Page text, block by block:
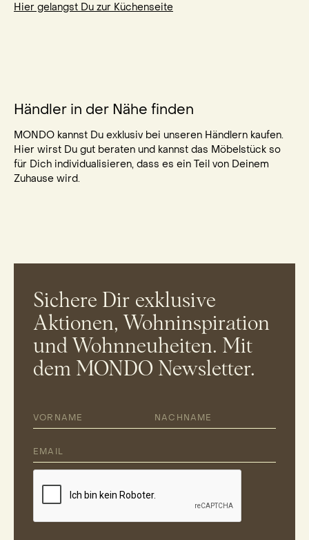
Hier gelangst Du zur Küchenseite
Händler in der Nähe finden
MONDO kannst Du exklusiv bei unseren Händlern kaufen.
Hier wirst Du gut beraten und kannst das Möbelstück so
für Dich individualisieren, dass es ein Teil von Deinem
Zuhause wird.
Sichere Dir exklusive
Aktionen, Wohninspiration
und Wohnneuheiten. Mit
dem MONDO Newsletter.